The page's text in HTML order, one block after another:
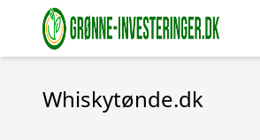
Whiskytønde.dk